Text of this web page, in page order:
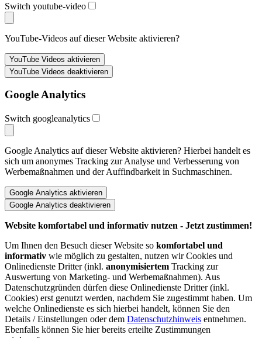
Switch youtube-video
YouTube-Videos auf dieser Website aktivieren?
Google Analytics
Switch googleanalytics
Google Analytics auf dieser Website aktivieren? Hierbei handelt es
sich um anonymes Tracking zur Analyse und Verbesserung von
Werbemaßnahmen und der Auffindbarkeit in Suchmaschinen.
Website komfortabel und informativ nutzen - Jetzt zustimmen!
Um Ihnen den Besuch dieser Website so komfortabel und
informativ wie möglich zu gestalten, nutzen wir Cookies und
Onlinedienste Dritter (inkl. anonymisiertem Tracking zur
Auswertung von Marketing- und Werbemaßnahmen). Aus
Datenschutzgründen dürfen diese Onlinedienste Dritter (inkl.
Cookies) erst genutzt werden, nachdem Sie zugestimmt haben. Um
welche Onlinedienste es sich hierbei handelt, können Sie den
Details / Einstellungen oder dem Datenschutzhinweis entnehmen.
Ebenfalls können Sie hier bereits erteilte Zustimmungen